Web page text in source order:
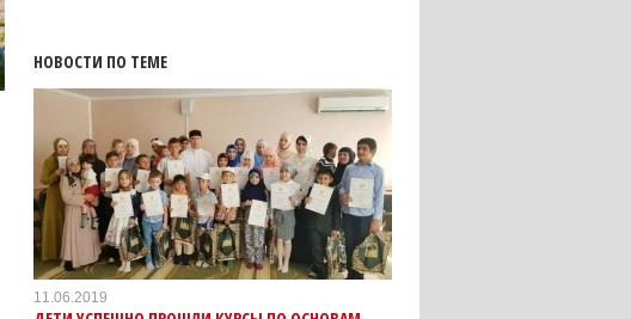
НОВОСТИ ПО ТЕМЕ
11.06.2019